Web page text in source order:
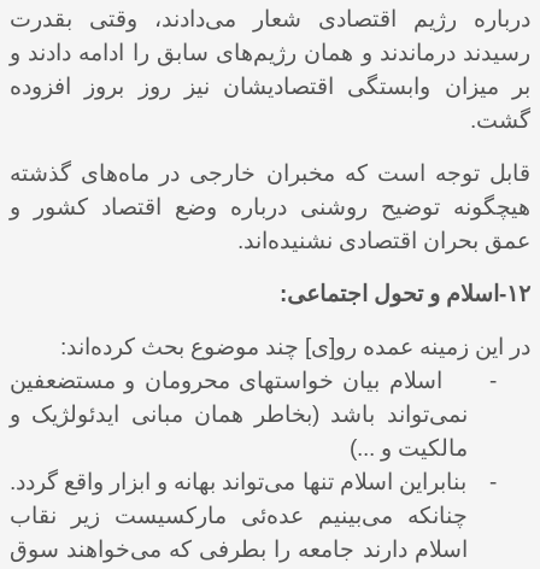
درباره رژیم اقتصادی شعار می‌دادند، وقتی بقدرت
رسیدند درماندند و همان رژیم‌های سابق را ادامه دادند و
بر میزان وابستگی اقتصادیشان نیز روز بروز افزوده
گشت.
قابل توجه است که مخبران خارجی در ماه‌‌های گذشته
هیچگونه توضیح روشنی در‌باره وضع اقتصاد کشور و
عمق بحران اقتصادی نشنیده‌اند.
۱۲-اسلام و تحول اجتماعی:
در این زمینه عمده رو[ی] چند موضوع بحث کرده‌‌اند:
-
اسلام بیان خواستهای محرومان و مستضعفین
نمی‌تواند باشد (بخاطر همان مبانی ایدئولژیک و
مالکیت و ...)
-
بنابراین اسلام تنها می‌تواند بهانه و ابزار واقع گردد.
چنانکه می‌بینیم عده‌ئی مارکسیست زیر نقاب
اسلام دارند جامعه را بطرفی که می‌خواهند سوق